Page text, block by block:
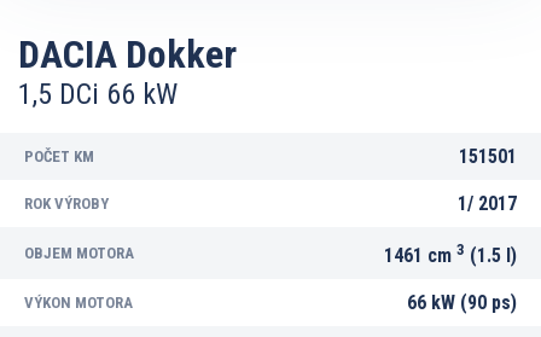
DACIA Dokker
1,5 DCi 66 kW
POČET KM 151501
ROK VÝROBY 1/ 2017
OBJEM MOTORA 1461 cm 3 (1.5 l)
VÝKON MOTORA 66 kW (90 ps)